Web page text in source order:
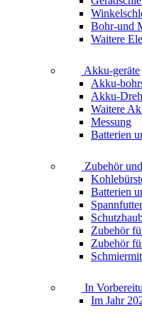
Bohr-und
Waitere
Akku-geräte
Akku-
Akku-
Waitere
Messung
Batterien
Zubehör
Batterien
Zubehör
Zubehör
In
Im Jahr